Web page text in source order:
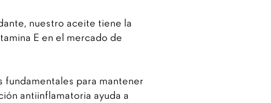
nuestro aceite tiene la
E en el mercado de
fundamentales para mantener
antiinflamatoria ayuda a